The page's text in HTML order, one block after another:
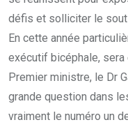
défis et solliciter le
En cette année
exécutif bicéphale,
Premier ministre, le Dr
grande question dans
vraiment le numéro un